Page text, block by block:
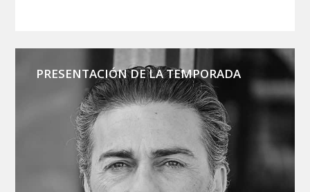
PRESENTACIÓN DE LA TEMPORADA